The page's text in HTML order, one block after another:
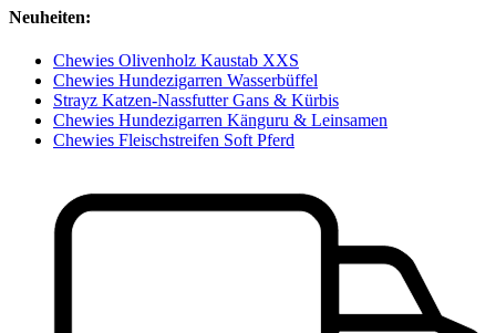
Neuheiten:
Chewies Olivenholz Kaustab XXS
Chewies Hundezigarren Wasserbüffel
Strayz Katzen-Nassfutter Gans & Kürbis
Chewies Hundezigarren Känguru & Leinsamen
Chewies Fleischstreifen Soft Pferd